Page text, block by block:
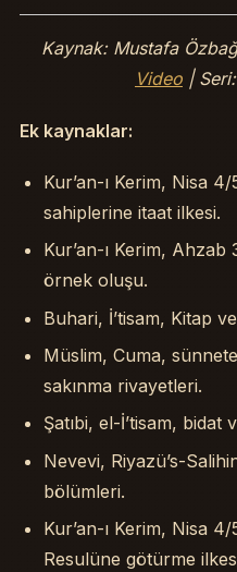
Kaynak: Mustafa
Video |
Ek kaynaklar:
Kur’an-ı Kerim, Nisa
sahiplerine itaat ilkesi.
Kur’an-ı Kerim, Ahzab
örnek oluşu.
Buhari, İ’tisam, Kitap
Müslim, Cuma,
sakınma rivayetleri.
Şatıbi, el-İ’tisam, bidat
Nevevi, Riyazü’s-
bölümleri.
Kur’an-ı Kerim, Nisa
Resulüne götürme